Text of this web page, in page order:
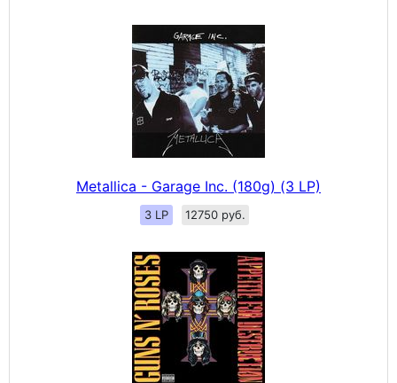
Metallica - Garage Inc. (180g) (3 LP)
3 LP 12750 руб.